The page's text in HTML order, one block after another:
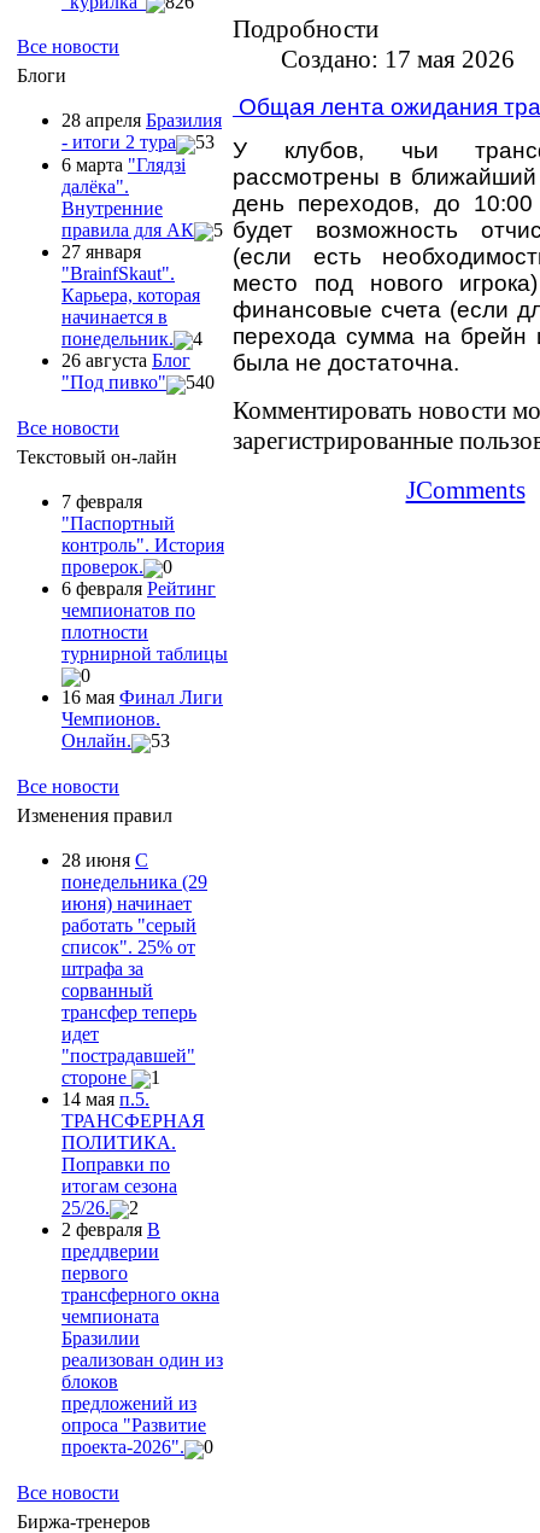
Все новости
Блоги
28 апреля Бразилия
- итоги 2 тура
53
6 марта "Глядзi
далёка".
Внутренние
правила для АК
5
27 января
"ВrainfSkaut".
Карьера, которая
начинается в
понедельник.
4
26 августа Блог
"Под пивко"
540
Все новости
Текстовый он-лайн
7 февраля
"Паспортный
контроль". История
проверок.
0
6 февраля Рейтинг
чемпионатов по
плотности
турнирной таблицы
0
16 мая Финал Лиги
Чемпионов.
Онлайн.
53
Все новости
Изменения правил
28 июня С
понедельника (29
июня) начинает
работать "серый
список". 25% от
штрафа за
сорванный
трансфер теперь
идет
"пострадавшей"
стороне
1
14 мая п.5.
ТРАНСФЕРНАЯ
ПОЛИТИКА.
Поправки по
итогам сезона
25/26.
2
2 февраля В
преддверии
первого
трансферного окна
чемпионата
Бразилии
реализован один из
блоков
предложений из
опроса "Развитие
проекта-2026".
0
Все новости
Биржа-тренеров
Подробности
Создано: 17 мая 2026
Общая лента ожидания
У клубов, чьи
рассмотрены в
день переходов, до 10:00
будет возможность
(если есть
место под нового
финансовые счета (если
перехода сумма на брейн
была не достаточна.
Комментировать новости
зарегистрированные
JComments